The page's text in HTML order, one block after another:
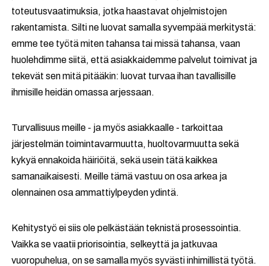
toteutusvaatimuksia, jotka haastavat ohjelmistojen
rakentamista. Silti ne luovat samalla syvempää merkitystä:
emme tee työtä miten tahansa tai missä tahansa, vaan
huolehdimme siitä, että asiakkaidemme palvelut toimivat ja
tekevät sen mitä pitääkin: luovat turvaa ihan tavallisille
ihmisille heidän omassa arjessaan.
Turvallisuus meille - ja myös asiakkaalle - tarkoittaa
järjestelmän toimintavarmuutta, huoltovarmuutta sekä
kykyä ennakoida häiriöitä, sekä usein tätä kaikkea
samanaikaisesti. Meille tämä vastuu on osa arkea ja
olennainen osa ammattiylpeyden ydintä.
Kehitystyö ei siis ole pelkästään teknistä prosessointia.
Vaikka se vaatii priorisointia, selkeyttä ja jatkuvaa
vuoropuhelua, on se samalla myös syvästi inhimillistä työtä.